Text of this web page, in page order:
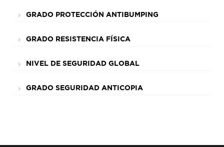
GRADO PROTECCIÓN ANTIBUMPING
GRADO RESISTENCIA FÍSICA
NIVEL DE SEGURIDAD GLOBAL
GRADO SEGURIDAD ANTICOPIA